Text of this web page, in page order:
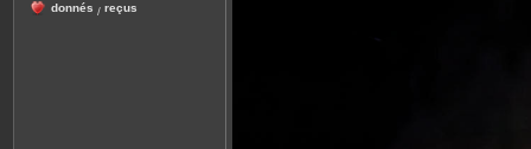
donnés / reçus